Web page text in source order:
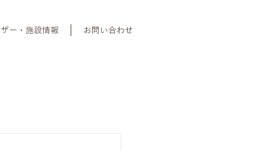
ー・施設情報 お問い合わせ